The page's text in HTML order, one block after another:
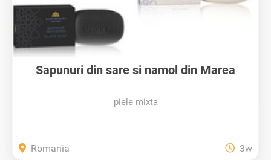
Sapunuri din sare si namol din Marea
piele mixta
Romania 3w